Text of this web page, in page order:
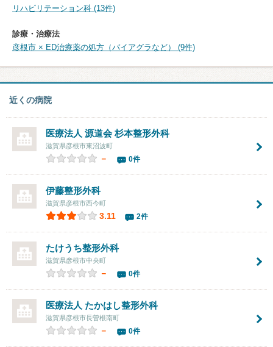
リハビリテーション科 (13件)
診療・治療法
彦根市 × ED治療薬の処方（バイアグラなど） (9件)
近くの病院
医療法人 源道会 杉本整形外科
滋賀県彦根市東沼波町
－ 0件
伊藤整形外科
滋賀県彦根市西今町
3.11 2件
たけうち整形外科
滋賀県彦根市中央町
－ 0件
医療法人 たかはし整形外科
滋賀県彦根市長曽根南町
－ 0件